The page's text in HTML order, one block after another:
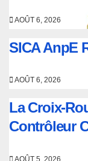
AOÛT 6, 2026
SICA AnpE
AOÛT 6, 2026
La Croix-
Contrôleur
AOÛT 5, 2026